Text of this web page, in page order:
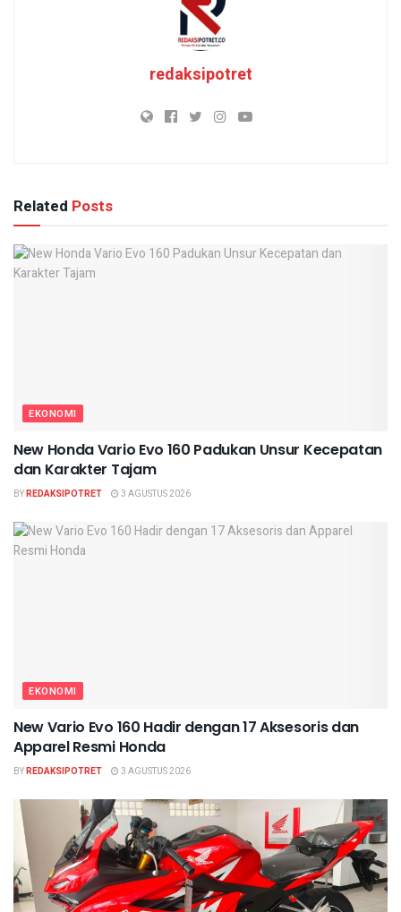
redaksipotret
Related Posts
EKONOMI
New Honda Vario Evo 160 Padukan Unsur Kecepatan
dan Karakter Tajam
BYREDAKSIPOTRET 3 AGUSTUS 2026
EKONOMI
New Vario Evo 160 Hadir dengan 17 Aksesoris dan
Apparel Resmi Honda
BYREDAKSIPOTRET 3 AGUSTUS 2026